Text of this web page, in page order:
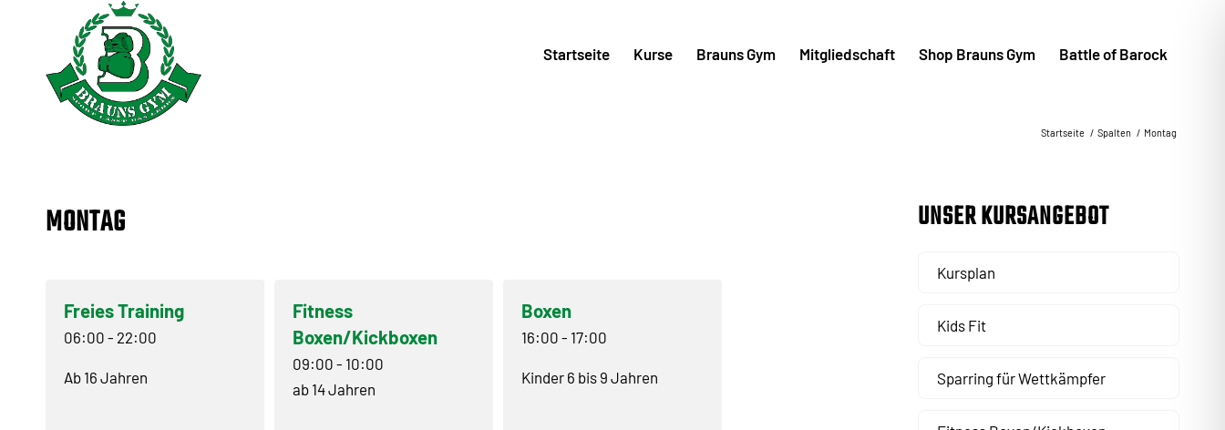
Startseite Kurse Brauns Gym Mitgliedschaft Shop Brauns Gym Battle of Barock
Startseite / Spalten / Montag
MONTAG
Freies Training
06:00 - 22:00
Ab 16 Jahren
Fitness
Boxen/Kickboxen
09:00 - 10:00
ab 14 Jahren
Boxen
16:00 - 17:00
Kinder 6 bis 9 Jahren
UNSER KURSANGEBOT
Kursplan
Kids Fit
Sparring für Wettkämpfer